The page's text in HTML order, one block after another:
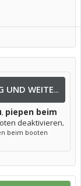
ANDERE USER SUCHTEN NACH LÖSUNG UND WEITEREN INFOS NACH:
, piepen beim
deaktivieren,
beim booten